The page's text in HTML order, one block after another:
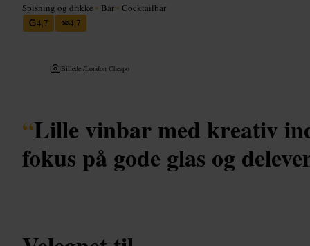
Spisning og drikke • Bar • Cocktailbar
4,7
4,7
Billede /London Cheapo
“Lille vinbar med kreativ
fokus på gode glas og